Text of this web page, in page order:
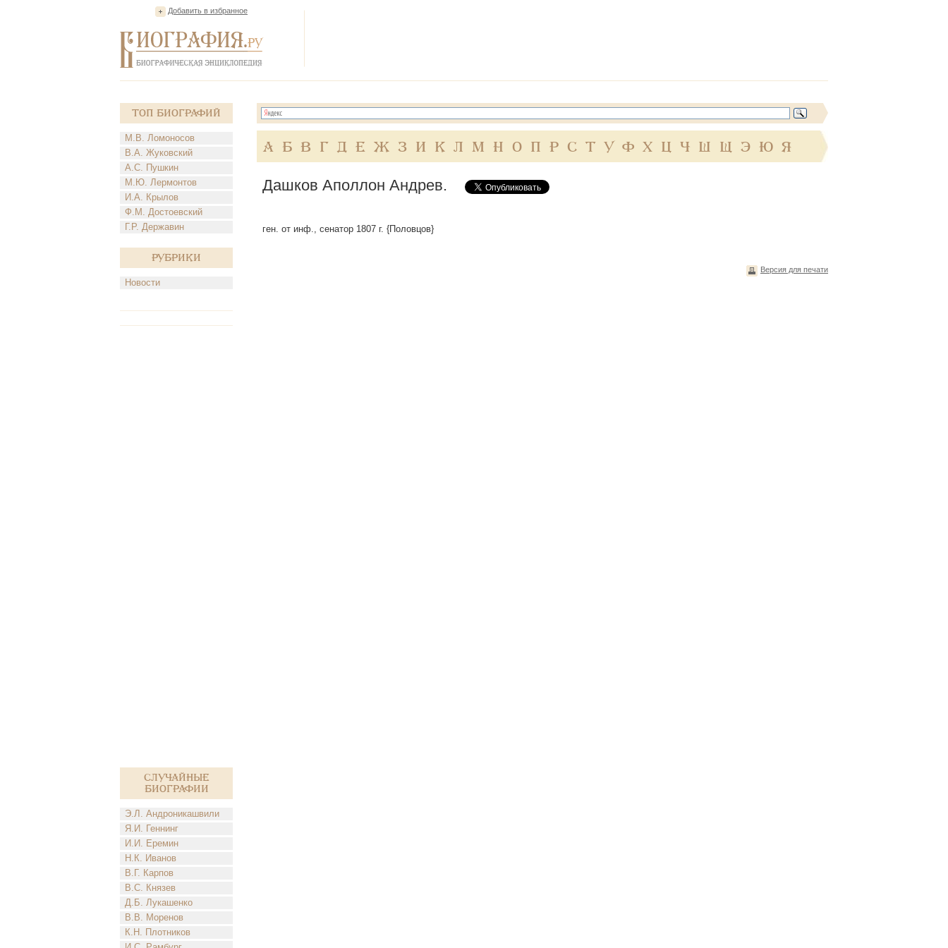
Добавить в избранное
Топ Биографий
М.В. Ломоносов
В.А. Жуковский
А.С. Пушкин
М.Ю. Лермонтов
И.А. Крылов
Ф.М. Достоевский
Г.Р. Державин
Рубрики
Новости
Случайные
биографии
Э.Л. Андроникашвили
Я.И. Геннинг
И.И. Еремин
Н.К. Иванов
В.Г. Карпов
В.С. Князев
Д.Б. Лукашенко
В.В. Моренов
К.Н. Плотников
А Б В Г Д Е Ж З И К Л М Н О П Р С Т У Ф Х Ц Ч Ш Щ Э Ю Я
Дашков Аполлон Андрев.
ген. от инф., сенатор 1807 г. {Половцов}
Версия для печати